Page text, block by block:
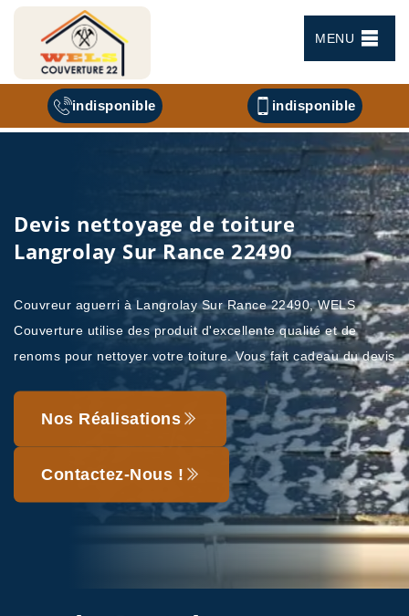
MENU
indisponible indisponible
Devis nettoyage de toiture
Langrolay Sur Rance 22490
Couvreur aguerri à Langrolay Sur Rance 22490, WELS
Couverture utilise des produit d'excellente qualité et de
renoms pour nettoyer votre toiture. Vous fait cadeau du devis
Nos Réalisations
Contactez-Nous !